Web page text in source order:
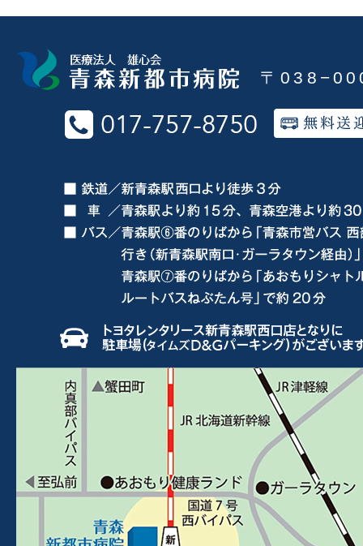
〒